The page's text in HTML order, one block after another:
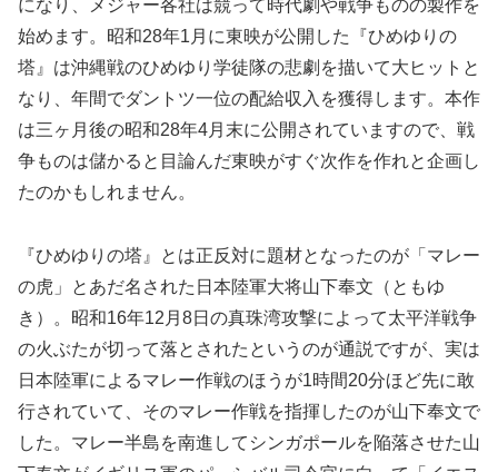
になり、メジャー各社は競って時代劇や戦争ものの製作を
始めます。昭和28年1月に東映が公開した『ひめゆりの
塔』は沖縄戦のひめゆり学徒隊の悲劇を描いて大ヒットと
なり、年間でダントツ一位の配給収入を獲得します。本作
は三ヶ月後の昭和28年4月末に公開されていますので、戦
争ものは儲かると目論んだ東映がすぐ次作を作れと企画し
たのかもしれません。
『ひめゆりの塔』とは正反対に題材となったのが「マレー
の虎」とあだ名された日本陸軍大将山下奉文（ともゆ
き）。昭和16年12月8日の真珠湾攻撃によって太平洋戦争
の火ぶたが切って落とされたというのが通説ですが、実は
日本陸軍によるマレー作戦のほうが1時間20分ほど先に敢
行されていて、そのマレー作戦を指揮したのが山下奉文で
した。マレー半島を南進してシンガポールを陥落させた山